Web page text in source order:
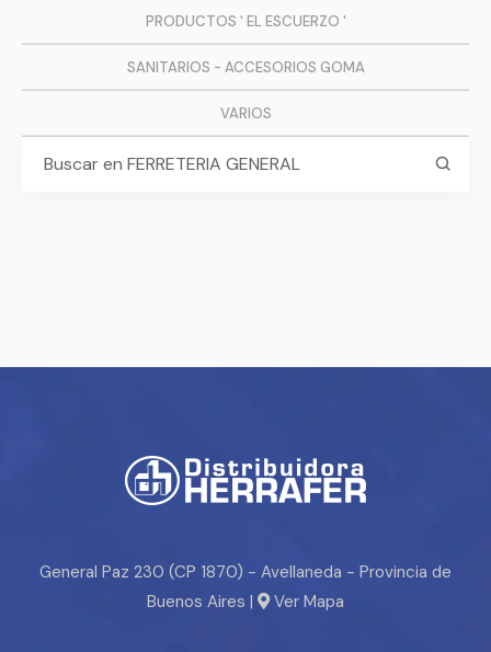
PRODUCTOS ' EL ESCUERZO '
SANITARIOS - ACCESORIOS GOMA
VARIOS
General Paz 230 (CP 1870) - Avellaneda - Provincia de
Buenos Aires |
Ver Mapa